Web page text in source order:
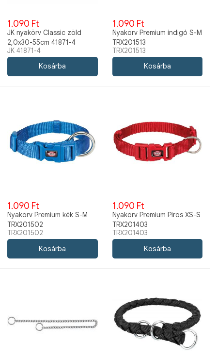
1.090 Ft
JK nyakörv Classic zöld
2,0x30-55cm 41871-4
JK 41871-4
1.090 Ft
Nyakörv Premium indigó S-M
TRX201513
TRX201513
1.090 Ft
Nyakörv Premium kék S-M
TRX201502
TRX201502
1.090 Ft
Nyakörv Premium Piros XS-S
TRX201403
TRX201403